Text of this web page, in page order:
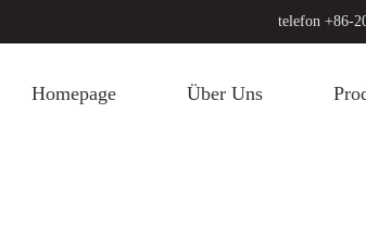
telefon +86-
Homepage Über Uns